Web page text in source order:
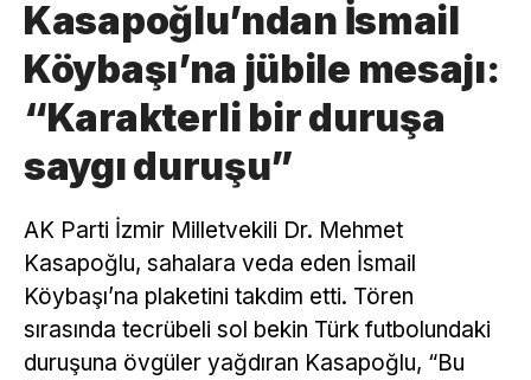
Kasapoğlu’ndan İsmail
Köybaşı’na jübile mesajı:
“Karakterli bir duruşa
saygı duruşu”
AK Parti İzmir Milletvekili Dr. Mehmet
Kasapoğlu, sahalara veda eden İsmail
Köybaşı’na plaketini takdim etti. Tören
sırasında tecrübeli sol bekin Türk futbolundaki
duruşuna övgüler yağdıran Kasapoğlu, “Bu